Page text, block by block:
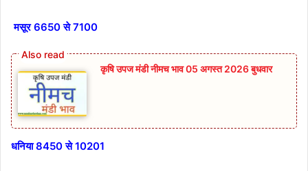
मसूर 6650 से 7100
कृषि उपज मंडी नीमच भाव 05 अगस्त 2026 बुधवार
धनिया 8450 से 10201